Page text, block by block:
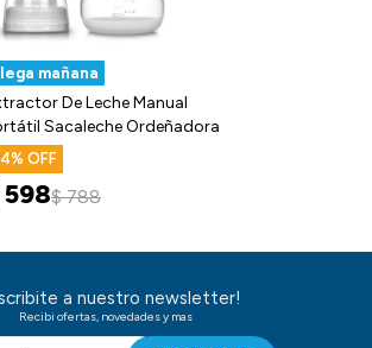
mañana
De Leche Manual
Sacaleche Ordeñadora
598$ 788
a nuestro newsletter!
Recibi ofertas, novedades y mas